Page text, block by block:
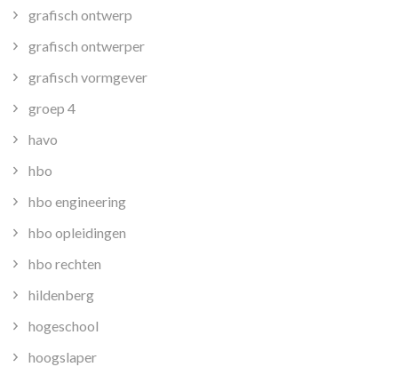
grafisch ontwerp
grafisch ontwerper
grafisch vormgever
groep 4
havo
hbo
hbo engineering
hbo opleidingen
hbo rechten
hildenberg
hogeschool
hoogslaper